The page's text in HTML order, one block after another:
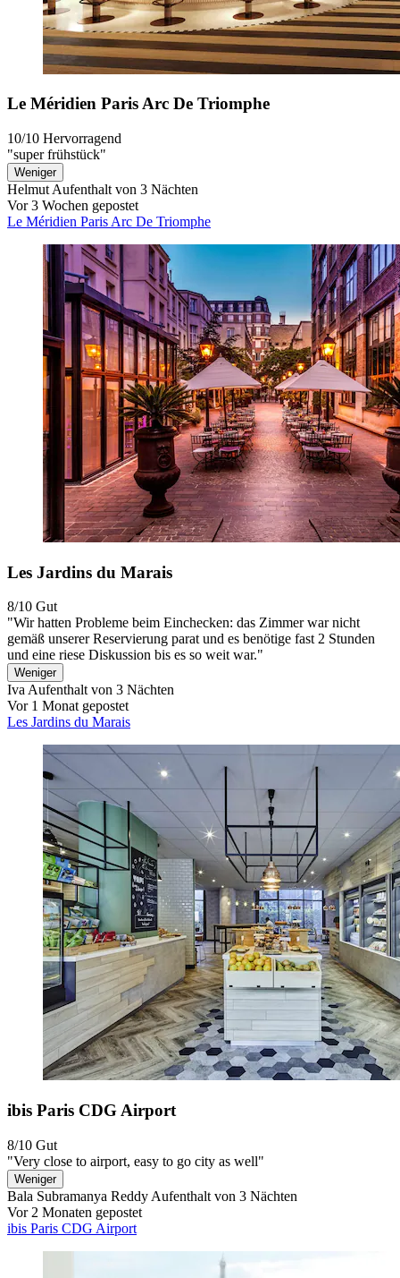
Le Méridien Paris Arc De Triomphe
10/10 Hervorragend
"super frühstück"
Weniger
Helmut Aufenthalt von 3 Nächten
Vor 3 Wochen gepostet
Le Méridien Paris Arc De Triomphe
Les Jardins du Marais
8/10 Gut
"Wir hatten Probleme beim Einchecken: das Zimmer war nicht
gemäß unserer Reservierung parat und es benötige fast 2 Stunden
und eine riese Diskussion bis es so weit war."
Weniger
IvaAufenthalt von 3 Nächten
Vor 1 Monat gepostet
Les Jardins du Marais
ibis Paris CDG Airport
8/10 Gut
"Very close to airport, easy to go city as well"
Weniger
Bala Subramanya Reddy Aufenthalt von 3 Nächten
Vor 2 Monaten gepostet
ibis Paris CDG Airport